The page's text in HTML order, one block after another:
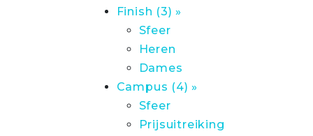
Finish (3) »
Sfeer
Heren
Dames
Campus (4) »
Sfeer
Prijsuitreiking